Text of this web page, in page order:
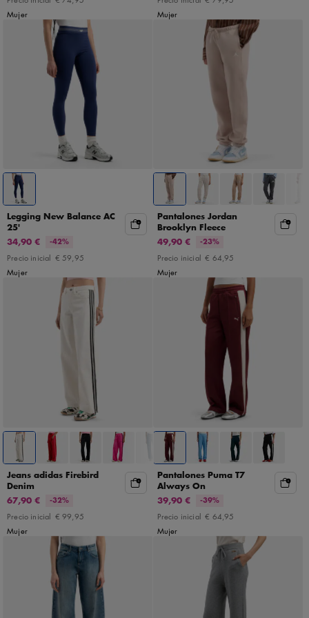
Mujer
Mujer
Legging New Balance AC
25'
34,90 €
-42%
Precio inicial € 59,95
Mujer
Pantalones Jordan
Brooklyn Fleece
49,90 €
-23%
Precio inicial € 64,95
Mujer
Jeans adidas Firebird
Denim
67,90 €
-32%
Precio inicial € 99,95
Mujer
Pantalones Puma T7
Always On
39,90 €
-39%
Precio inicial € 64,95
Mujer